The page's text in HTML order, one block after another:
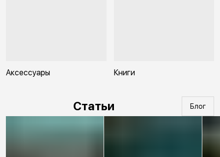
Аксессуары Книги
Статьи Блог